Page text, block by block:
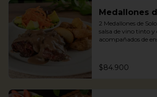
served on a griddle
potato with sour
Accompanied with a
Chimichurri sauce.
Medallones
2 Medallones de
salsa de vino tinto
acompañados de
maduro relleno de
Yuca, Puré de papa
$84.900